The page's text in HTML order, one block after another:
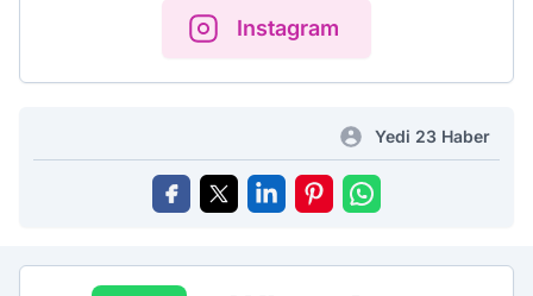
Instagram
Yedi 23 Haber